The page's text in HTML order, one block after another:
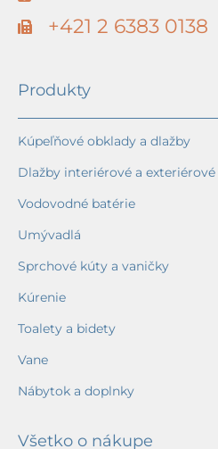
+421 2 6383 0138
Produkty
Kúpeľňové obklady a dlažby
Dlažby interiérové a exteriérové
Vodovodné batérie
Umývadlá
Sprchové kúty a vaničky
Kúrenie
Toalety a bidety
Vane
Nábytok a doplnky
Všetko o nákupe